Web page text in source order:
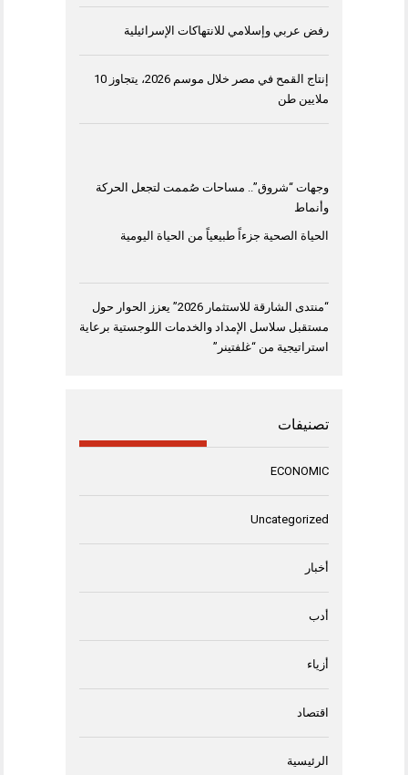
رفض عربي وإسلامي للانتهاكات الإسرائيلية
إنتاج القمح في مصر خلال موسم 2026، يتجاوز 10
ملايين طن
وجهات “شروق”.. مساحات صُممت لتجعل الحركة
وأنماط
الحياة الصحية جزءاً طبيعياً من الحياة اليومية
“منتدى الشارقة للاستثمار 2026” يعزز الحوار حول
مستقبل سلاسل الإمداد والخدمات اللوجستية برعاية
استراتيجية من “غلفتينر”
تصنيفات
ECONOMIC
Uncategorized
أخبار
أدب
أزياء
اقتصاد
الرئيسية